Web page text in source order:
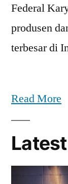
Federal
produsen
terbesar di
Read More